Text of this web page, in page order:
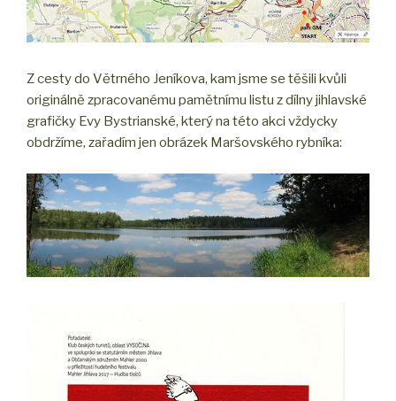
Z cesty do Větrného Jeníkova, kam jsme se těšili kvůli
originálně zpracovanému pamětnímu listu z dílny jihlavské
grafičky Evy Bystrianské, který na této akci vždycky
obdržíme, zařadím jen obrázek Maršovského rybníka: